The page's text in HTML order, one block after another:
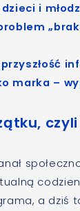
i
marka –
a dziś